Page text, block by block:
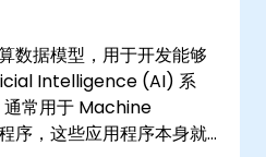
数据模型，用于开发能够
Intelligence (AI) 系
常用于 Machine
序，这些应用程序本身就